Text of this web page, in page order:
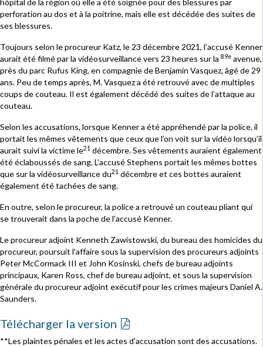
perforation au dos et à la poitrine, mais elle est décédée des suites de
ses blessures.
Toujours selon le procureur Katz, le 23 décembre 2021, l’accusé Kenner
aurait été filmé par la vidéosurveillance vers 23 heures sur la 89e avenue,
près du parc Rufus King, en compagnie de Benjamin Vasquez, âgé de 29
ans. Peu de temps après, M. Vasquez a été retrouvé avec de multiples
coups de couteau. Il est également décédé des suites de l’attaque au
couteau.
Selon les accusations, lorsque Kenner a été appréhendé par la police, il
portait les mêmes vêtements que ceux que l’on voit sur la vidéo lorsqu’il
aurait suivi la victime le21 décembre. Ses vêtements auraient également
été éclaboussés de sang. L’accusé Stephens portait les mêmes bottes
que sur la vidéosurveillance du21 décembre et ces bottes auraient
également été tachées de sang.
En outre, selon le procureur, la police a retrouvé un couteau pliant qui
se trouverait dans la poche de l’accusé Kenner.
Le procureur adjoint Kenneth Zawistowski, du bureau des homicides du
procureur, poursuit l’affaire sous la supervision des procureurs adjoints
Peter McCormack III et John Kosinski, chefs de bureau adjoints
principaux, Karen Ross, chef de bureau adjoint, et sous la supervision
générale du procureur adjoint exécutif pour les crimes majeurs Daniel A.
Saunders.
Télécharger la version
**Les plaintes pénales et les actes d'accusation sont des accusations.